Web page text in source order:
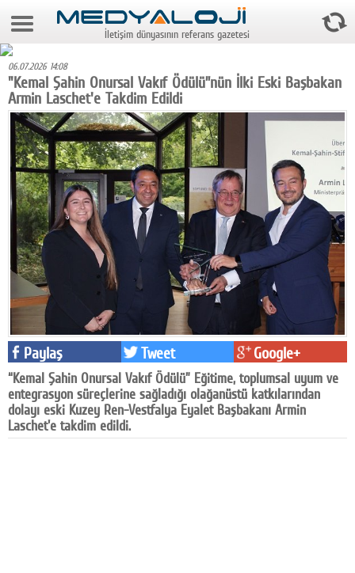
7 Ağustos 2026 17:12:52
Foto Galeri
Video Galeri
Gazeteler
Medya
Reyting-tiraj
Teknoloji
Televizyon
Dünya
Pr
Facebook
Diziler
Karikatür
İletişim dünyasının referans gazetesi
06.07.2026 14:08
"Kemal Şahin Onursal Vakıf Ödülü”nün İlki Eski Başbakan
Armin Laschet'e Takdim Edildi
Paylaş Tweet Google+
“Kemal Şahin Onursal Vakıf Ödülü” Eğitime, toplumsal uyum ve
entegrasyon süreçlerine sağladığı olağanüstü katkılarından
dolayı eski Kuzey Ren-Vestfalya Eyalet Başbakanı Armin
Laschet'e takdim edildi.